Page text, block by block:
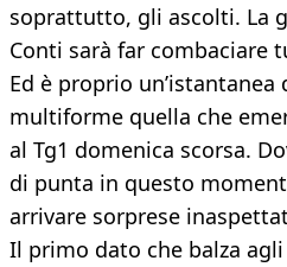
soprattutto, gli ascolti. La
Conti sarà far combaciare
Ed è proprio un’istantanea
multiforme quella che
al Tg1 domenica scorsa.
di punta in questo
arrivare sorprese
Il primo dato che balza